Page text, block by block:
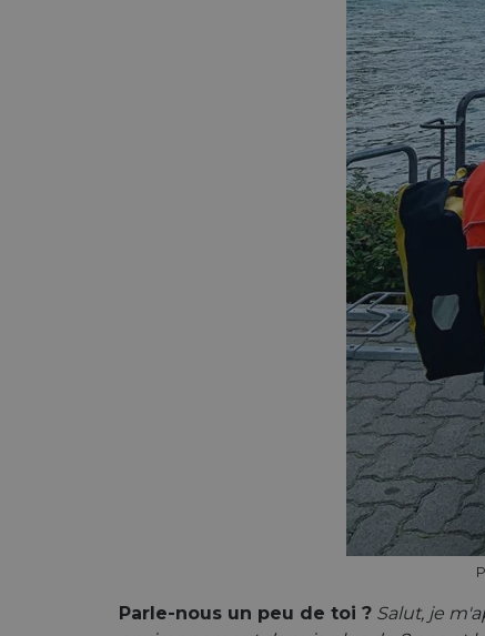
Parle-nous un peu de toi ? Salut, je